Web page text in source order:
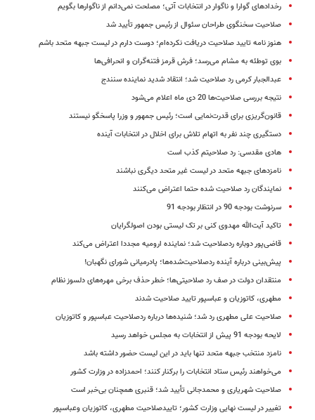
رخدادهای گوارا و ناگوار در انتخابات آتی؛ مصلحت نمی‌دانم از ناگوارها بگویم
صلاحیت سخنگوی طراحان سئوال از رئیس جمهور تأیید شد
هنوز نامه تایید صلاحیت دریافت نکرده‌ام؛ دوست دارم در لیست جبهه متحد باشم
بوی توطئه به مشام می‌رسد؛ فرش قرمز فتنه‌گران و انحرافی‌ها
عبدالجبار کرمی رد صلاحیت شد؛ انتقاد شدید نماینده سنندج
نتیجه بررسی صلاحیت‌ها 20 دی ماه اعلام می‌شود
قانون‌گریزی برای قدرت‌نمایی است؛ رئیس جمهور و وزرا پاسخگو نیستند
دستگیری چند نفر به اتهام تلاش برای اخلال در انتخابات آینده
هادی مقدسی: رد صلاحیتم کذب است
نامزدهای جبهه متحد در لیست غیر متحد دیگری نباشند
نمایندگان رد صلاحیت شده حتما اعتراض می‌کنند
سرنوشت بودجه 90 در انتظار بودجه 91
تاکید آیت‌الله مهدوی کنی بر تک لیستی بودن اصولگرایان
قاضی‌پور دوباره ردصلاحیت شد؛ نماینده ارومیه مجددا اعتراض می‌کند
پیش‌بینی درباره آینده ردصلاحیت‌شده‌ها؛ پادرمیانی شورای نگهبان!
منتقدان دولت در صف رد صلاحیتی‌ها؛ خطر حذف برخی مهره‌های دلسوز نظام
مطهری، کاتوزیان و عباسپور تایید صلاحیت شدند
صلاحیت علی مطهری رد شد؛ شنیده‌ها درباره ردصلاحیت عباسپور و کاتوزیان
لایحه‌ بودجه 91 پیش از انتخابات به مجلس خواهد رسید
نامزد منتخب جبهه متحد تنها باید در این لیست حضور داشته باشد
می‌خواهند رئیس ستاد انتخابات را برکنار کنند؛ احمدزاده در وزارت کشور
صلاحیت شهریاری و محمدجانی تأیید شد؛ قنبری همچنان بی‌خبر است
تغییر در لیست نهایی وزارت کشور؛ تاییدصلاحیت مطهری، کاتوزیان وعباسپور